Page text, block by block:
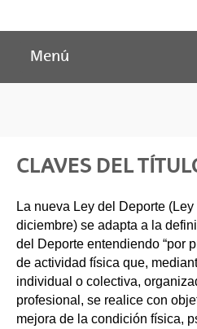
Menú
CLAVES DEL
La nueva Ley del Deporte
diciembre) se adapta a la
del Deporte entendiendo “por
de actividad física que,
individual o colectiva,
profesional, se realice con
mejora de la condición física,